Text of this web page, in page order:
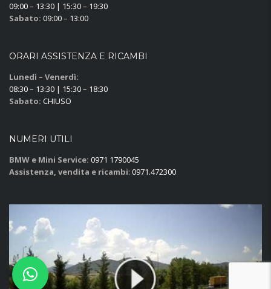
09:00 – 13:30 | 15:30 – 19:30
Sabato: 09:00 – 13:00
ORARI ASSISTENZA E RICAMBI
Lunedì – Venerdì:
08:30 – 13:30 | 15:30 – 18:30
Sabato: CHIUSO
NUMERI UTILI
BMW e Mini Service: 0971 1790045
Assistenza, vendita e ricambi: 0971.472300